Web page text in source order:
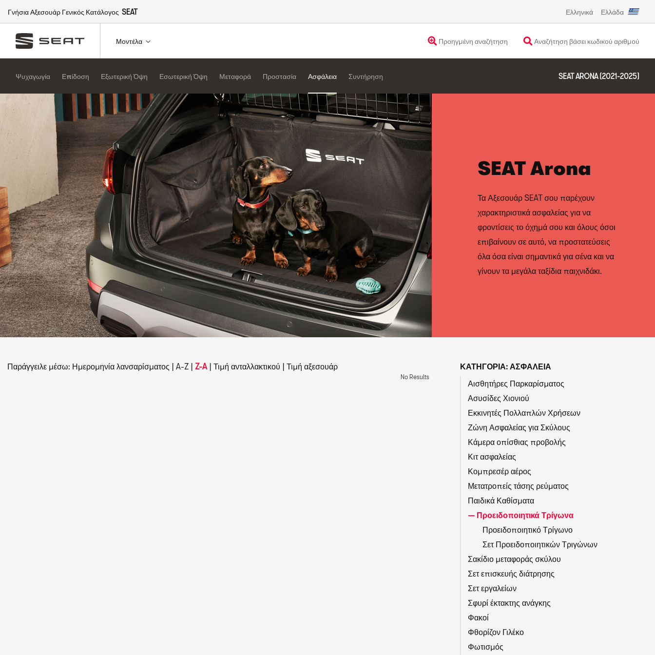
Γνήσια Αξεσουάρ Γενικός Κατάλογος SEAT Ελληνικά Ελλάδα
Μοντέλα Προηγμένη αναζήτηση Αναζήτηση βάσει κωδικού αριθμού
Ψυχαγωγία Επίδοση Εξωτερική Όψη Εσωτερική Όψη Μεταφορά Προστασία Ασφάλεια Συντήρηση SEAT ARONA (2021-2025)
SEAT Arona
Τα Αξεσουάρ SEAT σου παρέχουν
χαρακτηριστικά ασφαλείας για να
φροντίσεις το όχημά σου και όλους όσοι
επιβαίνουν σε αυτό, να προστατεύσεις
όλα όσα είναι σημαντικά για σένα και να
γίνουν τα μεγάλα ταξίδια παιχνιδάκι.
Παράγγειλε μέσω: Ημερομηνία λανσαρίσματος | A-Z | Z-A | Τιμή ανταλλακτικού | Τιμή αξεσουάρ
No Results
ΚΑΤΗΓΟΡΊΑ: ΑΣΦΆΛΕΙΑ
Αισθητήρες Παρκαρίσματος
Ασυσίδες Χιονιού
Εκκινητές Πολλαπλών Χρήσεων
Ζώνη Ασφαλείας για Σκύλους
Κάμερα οπίσθιας προβολής
Κιτ ασφαλείας
Κομπρεσέρ αέρος
Μετατροπείς τάσης ρεύματος
Παιδικά Καθίσματα
Προειδοποιητικά Τρίγωνα
Προειδοποιητικό Τρίγωνο
Σετ Προειδοποιητικών Τριγώνων
Σακίδιο μεταφοράς σκύλου
Σετ επισκευής διάτρησης
Σετ εργαλείων
Σφυρί έκτακτης ανάγκης
Φακοί
Φθορίζον Γιλέκο
Φωτισμός